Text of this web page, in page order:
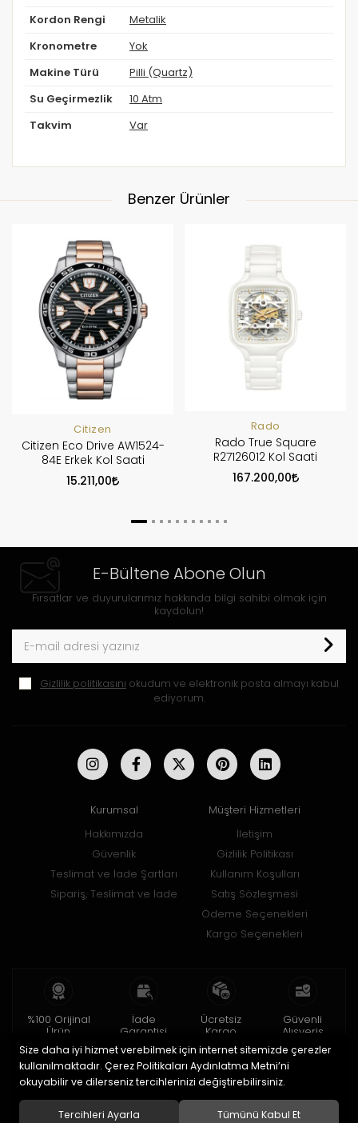
Kordon Rengi Metalik
Kronometre Yok
Makine Türü Pilli (Quartz)
Su Geçirmezlik 10 Atm
Takvim Var
Benzer Ürünler
Citizen
Citizen Eco Drive AW1524-
84E Erkek Kol Saati
15.211,00
Rado
Rado True Square
R27126012 Kol Saati
167.200,00
E-Bültene Abone Olun
Fırsatlar ve duyurularımız hakkında bilgi sahibi olmak için
kaydolun!
Gizlilik politikasını okudum ve elektronik posta almayı kabul
ediyorum.
Kurumsal
Hakkımızda
Güvenlik
Teslimat ve İade Şartları
Sipariş, Teslimat ve İade
Müşteri Hizmetleri
İletişim
Gizlilik Politikası
Kullanım Koşulları
Satış Sözleşmesi
Ödeme Seçenekleri
Kargo Seçenekleri
%100 Orijinal
Ürün
2 yıl garanti
İade
Garantisi
15 gün içinde
iade
Ücretsiz
Kargo
150 TL ve üzeri
Güvenli
Alışveriş
256bit SSL ile
Size daha iyi hizmet verebilmek için internet sitemizde çerezler
kullanılmaktadır. Çerez Politikaları Aydınlatma Metni’ni
okuyabilir ve dilerseniz tercihlerinizi değiştirebilirsiniz.
Tercihleri Ayarla Tümünü Kabul Et